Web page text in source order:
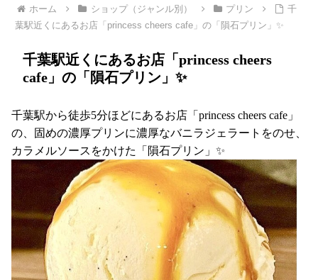
ホーム ショップ（ジャンル別） プリン
千
葉駅近くにあるお店「princess cheers cafe」の「隕石プリン」✨
千葉駅近くにあるお店「princess cheers
cafe」の「隕石プリン」✨
千葉駅から徒歩5分ほどにあるお店「princess cheers cafe」
の、固めの濃厚プリンに濃厚なバニラジェラートをのせ、
カラメルソースをかけた「隕石プリン」✨